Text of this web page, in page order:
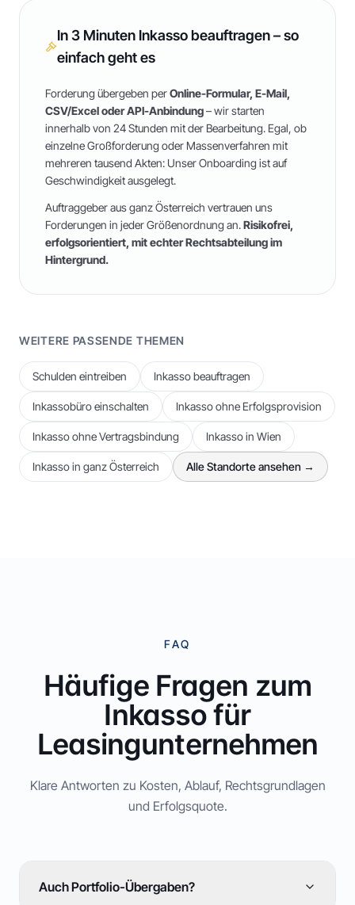
In 3 Minuten Inkasso beauftragen – so
einfach geht es
Forderung übergeben perOnline-Formular, E-Mail,
CSV/Excel oder API-Anbindung– wir starten
innerhalb von 24 Stunden mit der Bearbeitung. Egal, ob
einzelne Großforderung oder Massenverfahren mit
mehreren tausend Akten: Unser Onboarding ist auf
Geschwindigkeit ausgelegt.
Auftraggeber aus ganz Österreich vertrauen uns
Forderungen in jeder Größenordnung an.Risikofrei,
erfolgsorientiert, mit echter Rechtsabteilung im
Hintergrund.
WEITERE PASSENDE THEMEN
Schulden eintreiben Inkasso beauftragen
Inkassobüro einschalten Inkasso ohne Erfolgsprovision
Inkasso ohne Vertragsbindung Inkasso in Wien
Inkasso in ganz Österreich Alle Standorte ansehen →
FAQ
Häufige Fragen zum
Inkasso für
Leasingunternehmen
Klare Antworten zu Kosten, Ablauf, Rechtsgrundlagen
und Erfolgsquote.
Auch Portfolio-Übergaben?